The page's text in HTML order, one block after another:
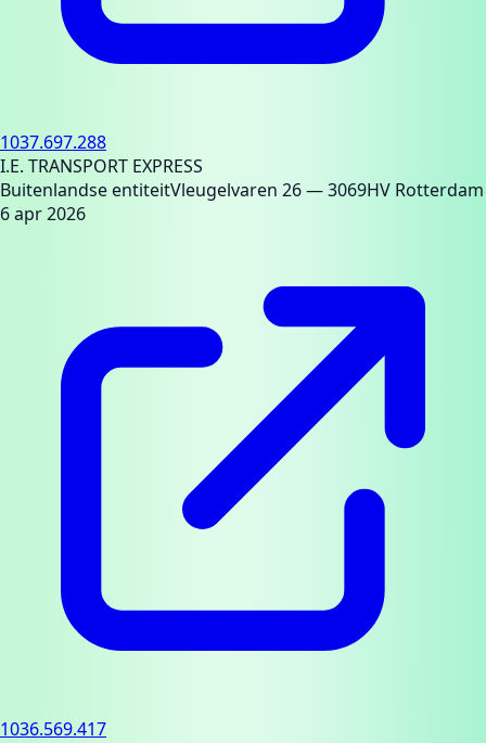
1037.697.288
I.E. TRANSPORT EXPRESS
Buitenlandse entiteitVleugelvaren 26— 3069HV Rotterdam
6 apr 2026
1036.569.417